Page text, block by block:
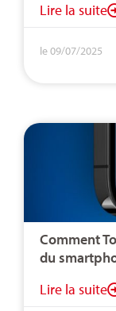
Lire la suite
le 09/07/2025
Comment
du
Lire la suite